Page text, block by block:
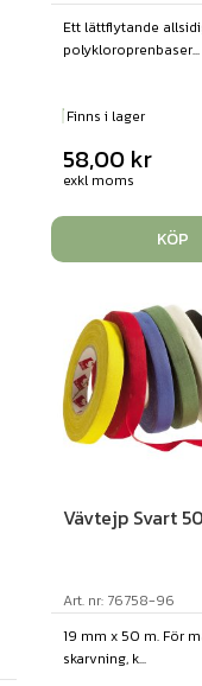
Ett lättflytande
polykloroprenbaser...
Finns i lager
58,00 kr
exkl moms
KÖP
Vävtejp Svart
Art. nr: 76758-96
19 mm x 50 m. För
skarvning, k...